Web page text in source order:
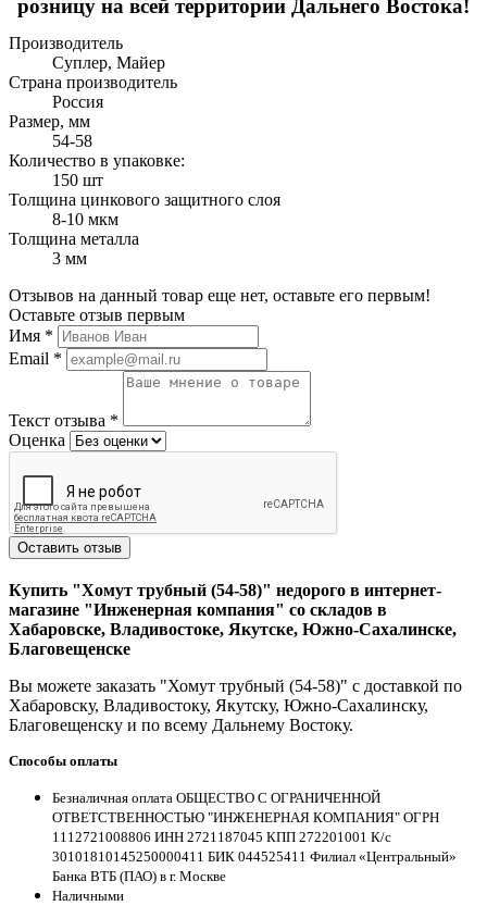
розницу на всей территории Дальнего Востока!
Производитель
Суплер, Майер
Страна производитель
Россия
Размер, мм
54-58
Количество в упаковке:
150 шт
Толщина цинкового защитного слоя
8-10 мкм
Толщина металла
3 мм
Отзывов на данный товар еще нет, оставьте его первым!
Оставьте отзыв первым
Имя *
Email *
Текст отзыва *
Оценка
Оставить отзыв
Купить "Хомут трубный (54-58)" недорого в интернет-
магазине "Инженерная компания" со складов в
Хабаровске, Владивостоке, Якутске, Южно-Сахалинске,
Благовещенске
Вы можете заказать "Хомут трубный (54-58)" с доставкой по
Хабаровску, Владивостоку, Якутску, Южно-Сахалинску,
Благовещенску и по всему Дальнему Востоку.
Способы оплаты
Безналичная оплата ОБЩЕСТВО С ОГРАНИЧЕННОЙ
ОТВЕТСТВЕННОСТЬЮ "ИНЖЕНЕРНАЯ КОМПАНИЯ" ОГРН
1112721008806 ИНН 2721187045 КПП 272201001 К/с
30101810145250000411 БИК 044525411 Филиал «Центральный»
Банка ВТБ (ПАО) в г. Москве
Наличными